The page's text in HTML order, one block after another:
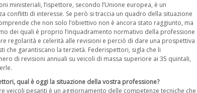
ministeriali, l’ispettore, secondo l’Unione europea, è un
conflitti di interesse. Se però si traccia un quadro della situazione
che non solo l’obiettivo non è ancora stato raggiunto, ma
dei quali è proprio l’inquadramento normativo della professione
regolarità e celerità alle revisioni e perciò di dare una prospettiva
che garantiscano la terzietà. Federispettori, sigla che li
di revisioni annuali su veicoli di massa superiore ai 35 quintali,
qual è oggi la situazione della vostra professione?
veicoli pesanti è un aggiornamento delle competenze tecniche che